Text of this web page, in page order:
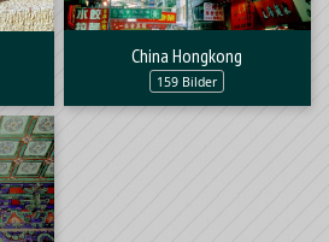
China Hongkong
159 Bilder